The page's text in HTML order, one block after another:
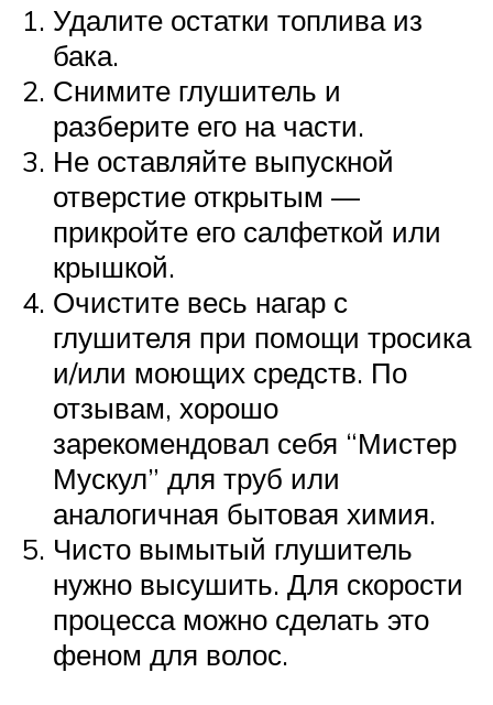
Удалите остатки топлива из
бака.
Снимите глушитель и
разберите его на части.
Не оставляйте выпускной
отверстие открытым —
прикройте его салфеткой или
крышкой.
Очистите весь нагар с
глушителя при помощи тросика
и/или моющих средств. По
отзывам, хорошо
зарекомендовал себя “Мистер
Мускул” для труб или
аналогичная бытовая химия.
Чисто вымытый глушитель
нужно высушить. Для скорости
процесса можно сделать это
феном для волос.